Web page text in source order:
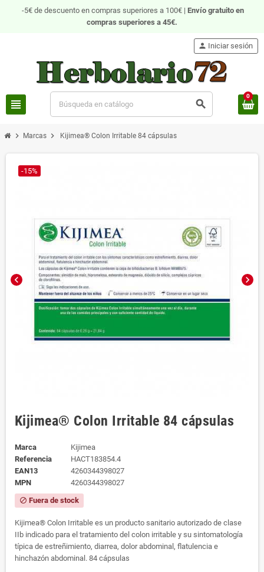
-5€ de descuento en compras superiores a 100€ | Envío gratuito en
compras superiores a 45€.
view_headline search
person Iniciar sesión
0
chevron_right Marcas chevron_right Kijimea® Colon Irritable 84 cápsulas
chevron_left chevron_right
-15%
Kijimea® Colon Irritable 84 cápsulas
Marca
Kijimea
Referencia
HACT183854.4
EAN13
4260344398027
MPN
4260344398027
block Fuera de stock
Kijimea® Colon Irritable es un producto sanitario autorizado de clase
IIb indicado para el tratamiento del colon irritable y su sintomatología
típica de estreñimiento, diarrea, dolor abdominal, flatulencia e
hinchazón abdominal. 84 cápsulas